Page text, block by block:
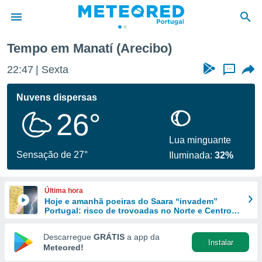
da
foi
fornecidas
a este
das
e
forma
digital
Tempo em Manatí (Arecibo)
22:47 Sexta ...
Nuvens dispersas
26°
Sensação de 27°
Lua minguante
Iluminada:32%
Última hora
Hoje e amanhã poeiras do Saara “invadem”
Portugal: risco de trovoadas no Norte e Centro
Descarregue GRÁTIS a app da
Meteored!
Instalar